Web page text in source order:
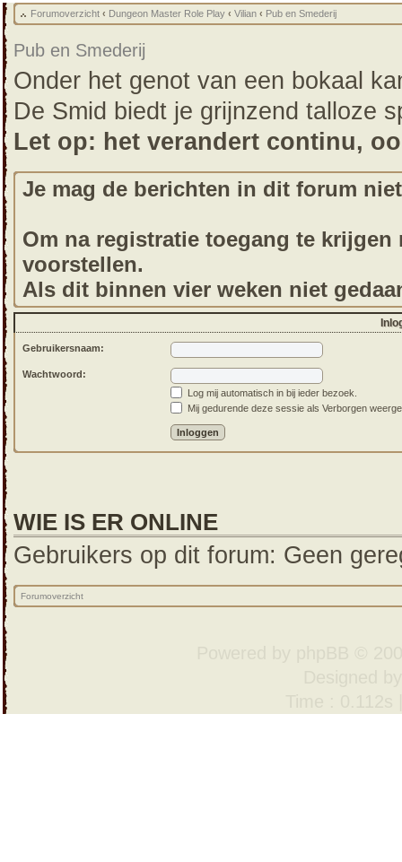
Forumoverzicht ‹ Dungeon Master Role Play ‹ Vilian ‹ Pub en Smederij
Pub en Smederij
Onder het genot van een bokaal
De Smid biedt je grijnzend talloze
Let op: het verandert continu,
Je mag de berichten in dit forum
Om na registratie toegang te
voorstellen.
Als dit binnen vier weken niet
Gebruikersnaam:
Wachtwoord:
Log mij automatisch in bij ieder bezoek.
Mij gedurende deze sessie als Verborgen
WIE IS ER ONLINE
Gebruikers op dit forum: Geen
Forumoverzicht